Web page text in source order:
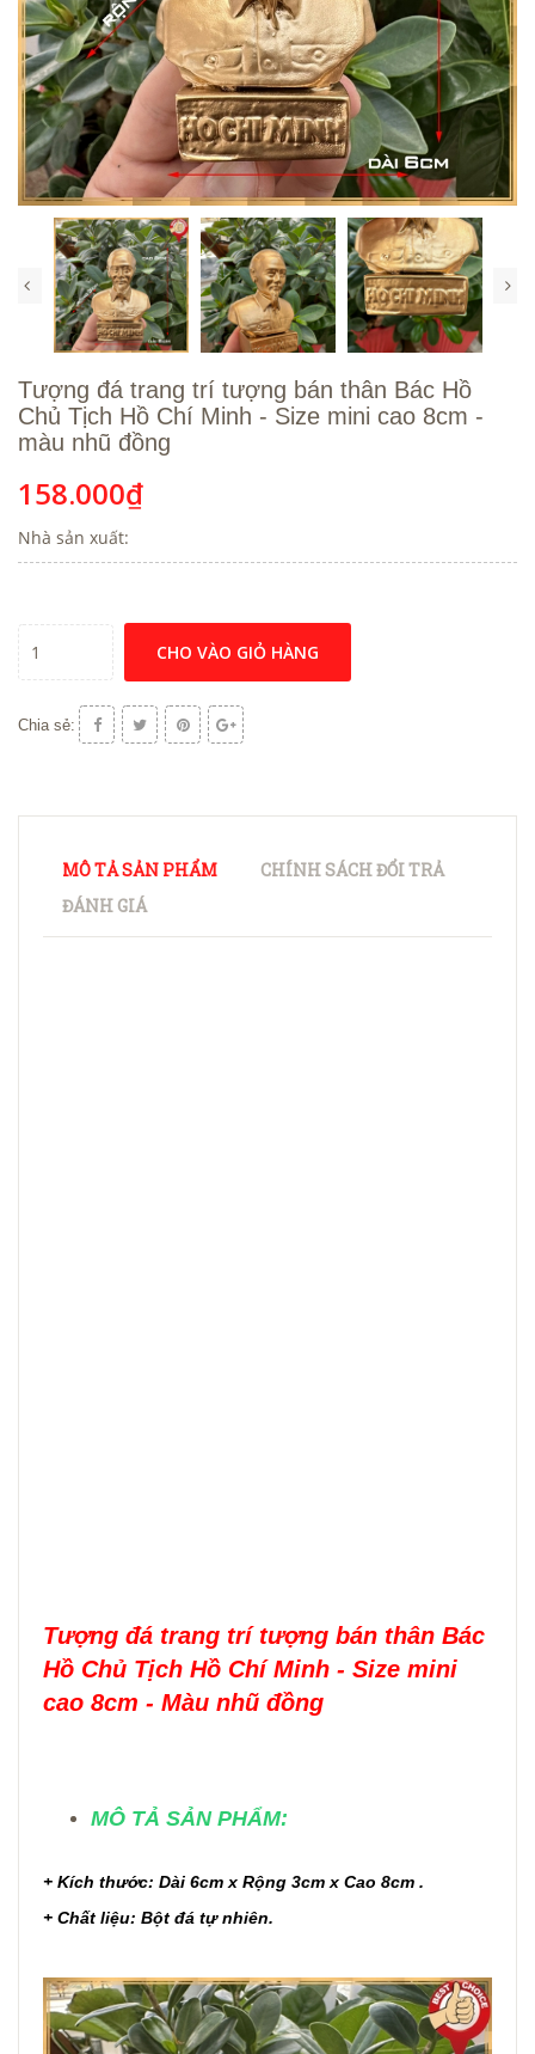
Tượng đá trang trí tượng bán thân Bác Hồ
Chủ Tịch Hồ Chí Minh - Size mini cao 8cm -
màu nhũ đồng
158.000₫
Nhà sản xuất:
CHO VÀO GIỎ HÀNG
Chia sẻ:
MÔ TẢ SẢN PHẨM
CHÍNH SÁCH ĐỔI TRẢ
ĐÁNH GIÁ
Tượng đá trang trí tượng bán thân Bác
Hồ Chủ Tịch Hồ Chí Minh - Size mini
cao 8cm - Màu nhũ đồng
MÔ TẢ SẢN PHẨM:
+ Kích thước: Dài 6cm x Rộng 3cm x Cao 8cm .
+ Chất liệu: Bột đá tự nhiên.